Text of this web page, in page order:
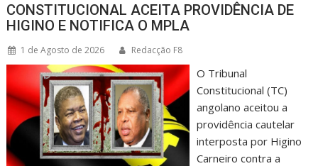
CONSTITUCIONAL ACEITA PROVIDÊNCIA DE
HIGINO E NOTIFICA O MPLA
1 de Agosto de 2026 Redacção F8
O Tribunal
Constitucional (TC)
angolano aceitou a
providência cautelar
interposta por Higino
Carneiro contra a